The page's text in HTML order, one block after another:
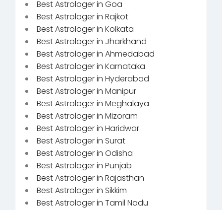
Best Astrologer in Goa
Best Astrologer in Rajkot
Best Astrologer in Kolkata
Best Astrologer in Jharkhand
Best Astrologer in Ahmedabad
Best Astrologer in Karnataka
Best Astrologer in Hyderabad
Best Astrologer in Manipur
Best Astrologer in Meghalaya
Best Astrologer in Mizoram
Best Astrologer in Haridwar
Best Astrologer in Surat
Best Astrologer in Odisha
Best Astrologer in Punjab
Best Astrologer in Rajasthan
Best Astrologer in Sikkim
Best Astrologer in Tamil Nadu